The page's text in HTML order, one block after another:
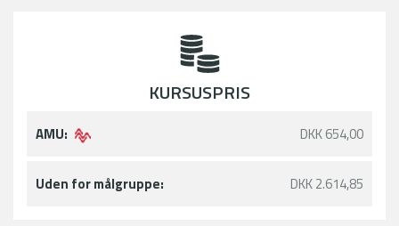
KURSUSPRIS
AMU: DKK 654,00
Uden for målgruppe: DKK 2.614,85